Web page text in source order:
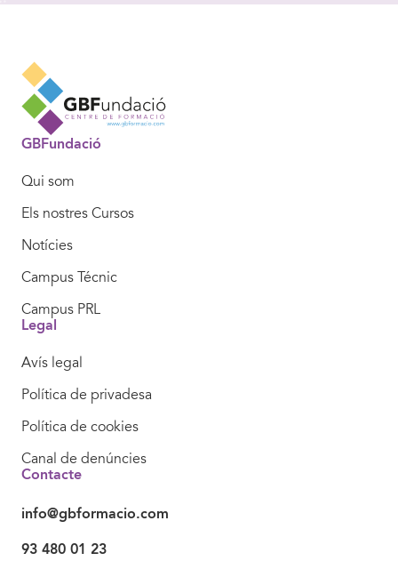
GBFundació
Qui som
Els nostres Cursos
Notícies
Campus Técnic
Campus PRL
Legal
Avís legal
Política de privadesa
Política de cookies
Canal de denúncies
Contacte
info@gbformacio.com
93 480 01 23